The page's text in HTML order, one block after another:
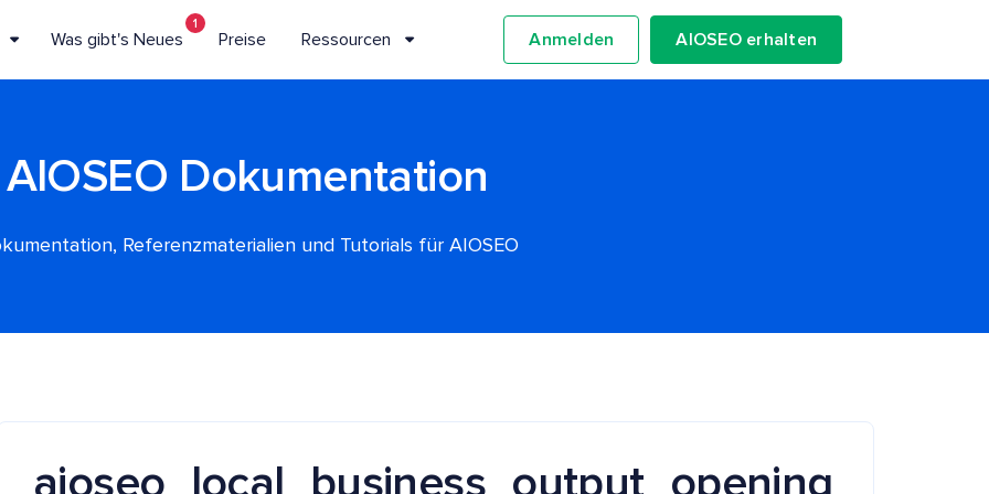
Was gibt's Neues
1
Preise Ressourcen Anmelden AIOSEO erhalten
AIOSEO Dokumentation
Referenzmaterialien und Tutorials für AIOSEO
aioseo_local_business_output_opening